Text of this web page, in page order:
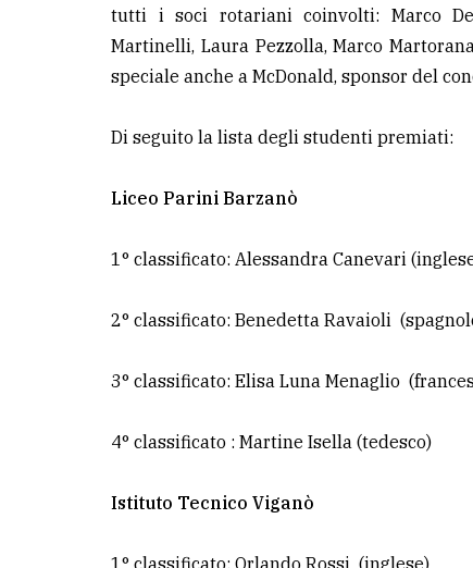
tutti i soci rotariani coinvolti: Marco De
Martinelli, Laura Pezzolla, Marco
speciale anche a McDonald, sponsor del
Di seguito la lista degli studenti premiati:
Liceo Parini Barzanò
1° classificato: Alessandra Canevari
2° classificato: Benedetta Ravaioli
3° classificato: Elisa Luna Menaglio
4° classificato : Martine Isella (tedesco)
Istituto Tecnico Viganò